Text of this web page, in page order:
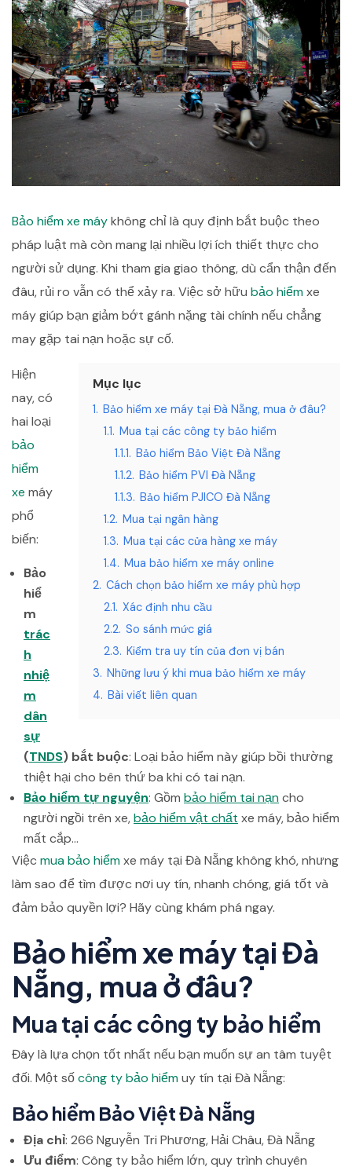
Bảo hiểm xe máykhông chỉ là quy định bắt buộc theo
pháp luật mà còn mang lại nhiều lợi ích thiết thực cho
người sử dụng. Khi tham gia giao thông, dù cẩn thận đến
đâu, rủi ro vẫn có thể xảy ra. Việc sở hữu bảo hiểmxe
máy giúp bạn giảm bớt gánh nặng tài chính nếu chẳng
may gặp tai nạn hoặc sự cố.
Mục lục
1. Bảo hiểm xe máy tại Đà Nẵng, mua ở đâu?
1.1. Mua tại các công ty bảo hiểm
1.1.1. Bảo hiểm Bảo Việt Đà Nẵng
1.1.2. Bảo hiểm PVI Đà Nẵng
1.1.3. Bảo hiểm PJICO Đà Nẵng
1.2. Mua tại ngân hàng
1.3. Mua tại các cửa hàng xe máy
1.4. Mua bảo hiểm xe máy online
2. Cách chọn bảo hiểm xe máy phù hợp
2.1. Xác định nhu cầu
2.2. So sánh mức giá
2.3. Kiểm tra uy tín của đơn vị bán
3. Những lưu ý khi mua bảo hiểm xe máy
4. Bài viết liên quan
Hiện
nay, có
hai loại
bảo
hiểm
xe máy
phổ
biến:
Bảo
hiể
m
trác
h
nhiệ
m
dân
sự
(TNDS) bắt buộc: Loại bảo hiểm này giúp bồi thường
thiệt hại cho bên thứ ba khi có tai nạn.
Bảo hiểm tự nguyện: Gồm bảo hiểm tai nạncho
người ngồi trên xe,bảo hiểm vật chất xe máy, bảo hiểm
mất cắp…
Việc mua bảo hiểmxe máy tại Đà Nẵng không khó, nhưng
làm sao để tìm được nơi uy tín, nhanh chóng, giá tốt và
đảm bảo quyền lợi? Hãy cùng khám phá ngay.
Bảo hiểm xe máy tại Đà
Nẵng, mua ở đâu?
Mua tại các công ty bảo hiểm
Đây là lựa chọn tốt nhất nếu bạn muốn sự an tâm tuyệt
đối. Một sốcông ty bảo hiểmuy tín tại Đà Nẵng:
Bảo hiểm Bảo Việt Đà Nẵng
Địa chỉ: 266 Nguyễn Tri Phương, Hải Châu, Đà Nẵng
Ưu điểm: Công ty bảo hiểm lớn, quy trình chuyên